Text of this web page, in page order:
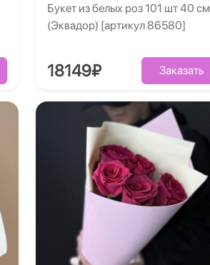
Букет из белых роз 101 шт 40 см
(Эквадор) [артикул 86580]
18149₽ Заказать